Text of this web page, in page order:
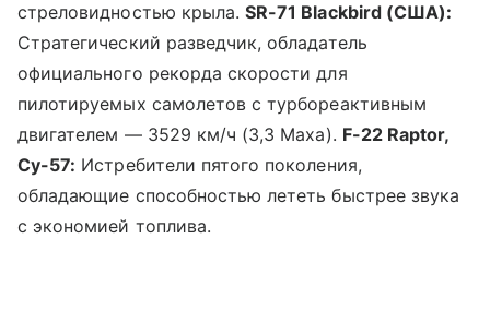
стреловидностью крыла.SR-71 Blackbird (США):
Стратегический разведчик, обладатель
официального рекорда скорости для
пилотируемых самолетов с турбореактивным
двигателем — 3529 км/ч (3,3 Маха). F-22 Raptor,
Су-57: Истребители пятого поколения,
обладающие способностью лететь быстрее звука
с экономией топлива.